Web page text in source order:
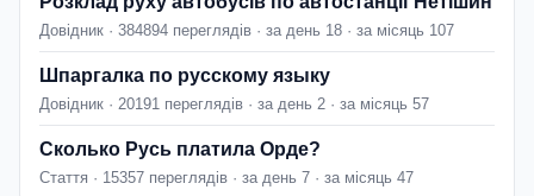
Довідник · 384894 переглядів · за день 18 · за місяць 107
Шпаргалка по русскому языку
Довідник · 20191 переглядів · за день 2 · за місяць 57
Сколько Русь платила Орде?
Стаття · 15357 переглядів · за день 7 · за місяць 47